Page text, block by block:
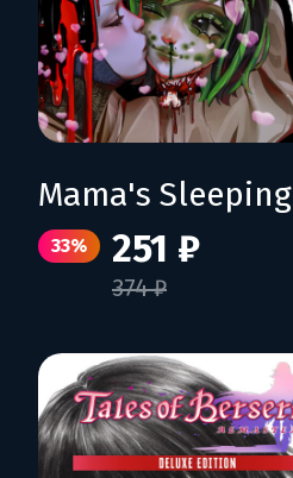
33% 251 ₽
374 ₽